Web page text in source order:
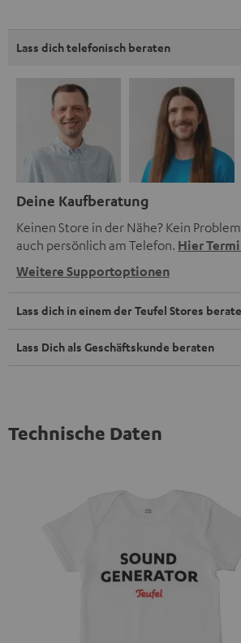
Lass dich telefonisch beraten
Deine Kaufberatung
Keinen Store in der Nähe? Kein
auch persönlich am Telefon. Hier
Weitere Supportoptionen
Lass dich in einem der Teufel Stores
Lass Dich als Geschäftskunde beraten
Technische Daten